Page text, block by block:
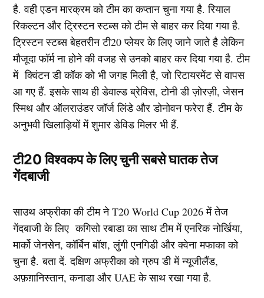
है. वही एडन मारक्रम को टीम का कप्तान चुना गया है. रियाल
रिकल्टन और ट्रिस्टन स्टब्स को टीम से बाहर कर दिया गया है.
ट्रिस्टन स्टब्स बेहतरीन टी20 प्लेयर के लिए जाने जाते है लेकिन
मौजूदा फॉर्म ना होने की वजह से उनको बाहर कर दिया गया है. टीम
में क्विंटन डी कॉक को भी जगह मिली है, ​जो रिटायरमेंट से वापस
आ गए हैं. इसके साथ ही डेवाल्ड ब्रेविस, टोनी डी ज़ोरज़ी, जेसन
स्मिथ और ऑलराउंडर जॉर्ज लिंडे और डोनोवन फरेरा हैं. टीम के
अनुभवी खिलाड़ियों में शुमार डेविड मिलर भी हैं.
टी20 विश्वकप के लिए चुनी सबसे घातक तेज
गेंदबाजी
साउथ अफ्रीका की टीम ने T20 World Cup 2026 में तेज
गेंदबाजी के लिए कगिसो रबाडा का साथ टीम में एनरिक नोर्खिया,
मार्को जेनसेन, कॉर्बिन बॉश, लुंगी एनगिडी और क्वेना मफाका को
चुना है. बता दें. दक्षिण अफ्रीका को ग्रुप डी में न्यूजीलैंड,
अफ़ग़ानिस्तान, कनाडा और UAE के साथ रखा गया है.